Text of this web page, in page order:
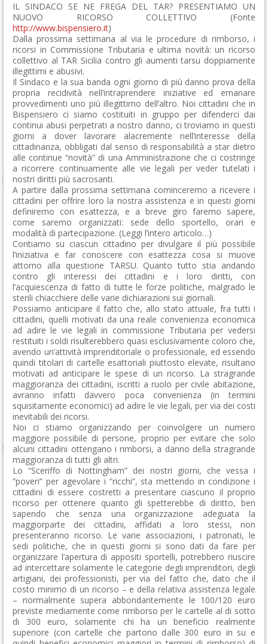
IL SINDACO SE NE FREGA DEL TAR? PRESENTIAMO UN
NUOVO RICORSO COLLETTIVO (Fonte
http://www.bispensiero.it)
Dalla prossima settimana al via le procedure di rimborso, i
ricorsi in Commissione Tributaria e ultima novità: un ricorso
collettivo al TAR Sicilia contro gli aumenti tarsu doppiamente
illegittimi e abusivi.
Il Sindaco e la sua banda ogni giorno di più danno prova della
propria recidività nell’intraprendere iniziative ed emanare
provvedimenti uno più illegittimo dell’altro. Noi cittadini che in
Bispensiero ci siamo costituiti in gruppo per difenderci dai
continui abusi perpetrati a nostro danno, ci troviamo in questi
giorni a dover lavorare alacremente nell’interesse della
cittadinanza, obbligati dal senso di responsabilità a star dietro
alle continue “novità” di una Amministrazione che ci costringe
a ricorrere continuamente alle vie legali per veder tutelati i
nostri diritti più sacrosanti.
A partire dalla prossima settimana cominceremo a ricevere i
cittadini per offrire loro la nostra assistenza e in questi giorni
definiremo con esattezza, e a breve giro faremo sapere,
come saremo organizzati: sede dello sportello, orari e
modalità di partecipazione. (Leggi l’intero articolo…)
Contiamo su ciascun cittadino per divulgare il più possibile
l’iniziativa e far conoscere con esattezza cosa si muove
attorno alla questione TARSU. Quanto tutto stia andando
contro gli interessi dei cittadini e i loro diritti, con
l’acquiescenza di fatto di tutte le forze politiche, malgrado le
sterili chiacchiere delle varie dichiarazioni sui giornali.
Possiamo anticipare il fatto che, allo stato attuale, fra tutti i
cittadini, quelli motivati da una reale convenienza economica
ad adire le vie legali in commissione Tributaria per vedersi
restituiti i soldi risulterebbero quasi esclusivamente coloro che,
avendo un’attività imprenditoriale o professionale, ed essendo
quindi titolari di cartelle esattoriali piuttosto elevate, risultano
motivati ad anticipare le spese di un ricorso. La stragrande
maggioranza dei cittadini, iscritti a ruolo per civile abitazione,
avranno infatti davvero poca convenienza (in termini
squisitamente economici) ad adire le vie legali, per via dei costi
inevitabili dei ricorsi.
Noi ci stiamo organizzando per coinvolgere un numero
maggiore possibile di persone, proprio per evitare che solo
alcuni cittadini ottengano i rimborsi, a danno della stragrande
maggioranza di tutti gli altri.
Lo “Sceriffo di Nottingham” dei nostri giorni, che vessa i
“poveri” per agevolare i “ricchi”, sta mettendo in condizione i
cittadini di essere costretti a presentare ciascuno il proprio
ricorso per ottenere quanto gli spetterebbe di diritto, ben
sapendo che senza una organizzazione adeguata la
maggiorparte dei cittadini, affidati a loro stessi, non
presenteranno ricorso. Le varie associazioni, i patronati, le
sedi politiche, che in questi giorni si sono dati da fare per
organizzare l’apertura di appositi sportelli, potrebbero riuscire
ad intercettare solamente le categorie degli imprenditori, degli
artigiani, dei professionisti, per via del fatto che, dato che il
costo minimo di un ricorso – e della relativa assistenza legale
– normalmente supera abbondantemente le 100/120 euro
previste mediamente come rimborso per le cartelle al di sotto
di 300 euro, solamente chi ha un beneficio realmente
superiore (con cartelle che partono dalle 300 euro in su e